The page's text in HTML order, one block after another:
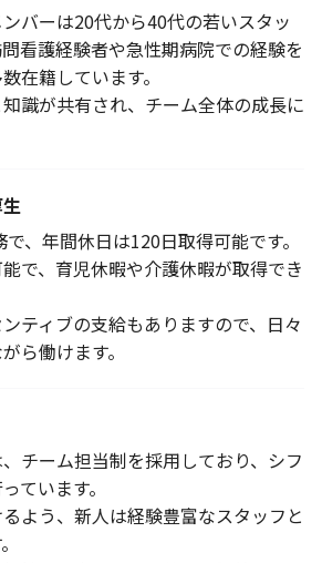
バーは20代から40代の若いスタッ
看護経験者や急性期病院での経験を
在籍しています。
識が共有され、チーム全体の成長に
、年間休日は120日取得可能です。
で、育児休暇や介護休暇が取得でき
ティブの支給もありますので、日々
ら働けます。
チーム担当制を採用しており、シフ
ています。
よう、新人は経験豊富なスタッフと